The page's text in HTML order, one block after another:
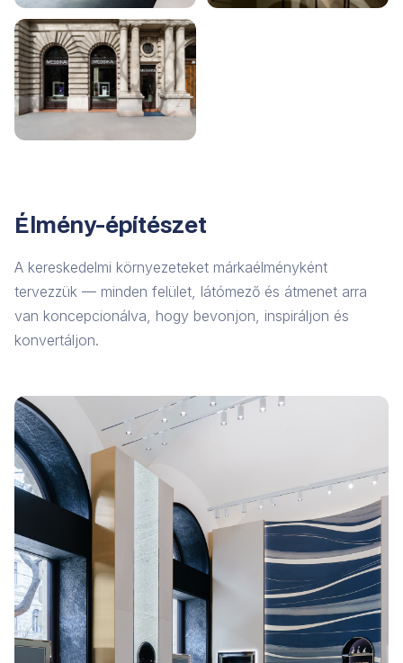
Élmény-építészet
A kereskedelmi környezeteket márkaélményként
tervezzük — minden felület, látómező és átmenet arra
van koncepcionálva, hogy bevonjon, inspiráljon és
konvertáljon.